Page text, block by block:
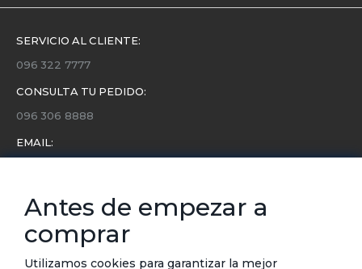
SERVICIO AL CLIENTE:
096 322 7777
CONSULTA TU PEDIDO:
096 306 8888
EMAIL:
Conoce toda la información sobre últimas colecciones,
eventos y ofertas.
Subscríbete a nuestro newsletter
Antes de empezar a
comprar
Utilizamos cookies para garantizar la mejor